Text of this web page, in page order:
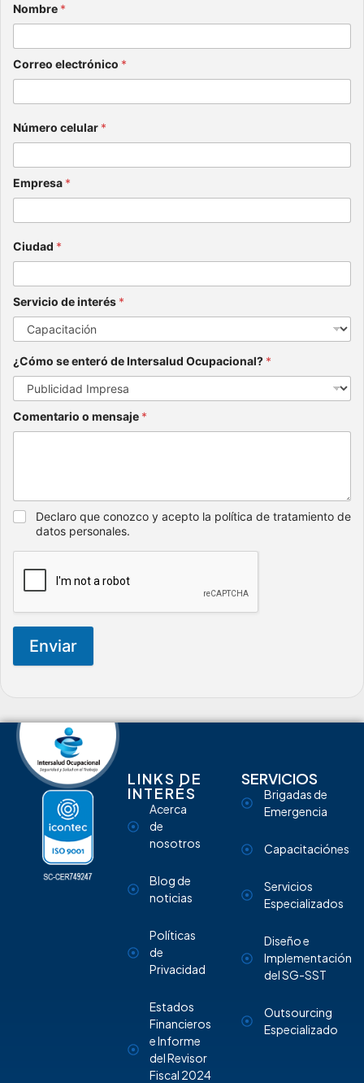
Nombre *
Correo electrónico *
Número celular *
Empresa *
Ciudad *
Servicio de interés *
¿Cómo se enteró de Intersalud Ocupacional? *
Comentario o mensaje *
Declaro que conozco y acepto la política de tratamiento de
datos personales.
Enviar
LINKS DE
INTERÉS
Acerca
de
nosotros
Blog de
noticias
Políticas
de
Privacidad
Estados
Financieros
e Informe
del Revisor
Fiscal 2024
SERVICIOS
Brigadas de
Emergencia
Capacitaciónes
Servicios
Especializados
Diseño e
Implementación
del SG-SST
Outsourcing
Especializado